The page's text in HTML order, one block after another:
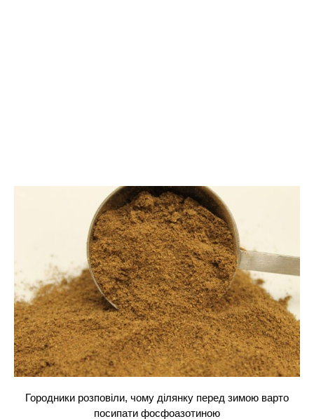
Городники розповіли, чому ділянку перед зимою варто
посипати фосфоазотиною